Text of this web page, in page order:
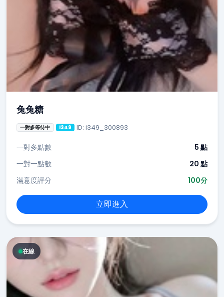
兔兔糖
一對多等待中 i349 ID: i349_300893
一對多點數
5 點
一對一點數
20 點
滿意度評分
100分
立即進入
在線